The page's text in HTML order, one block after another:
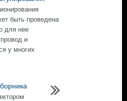
быть проведена
для нее
и
у многих